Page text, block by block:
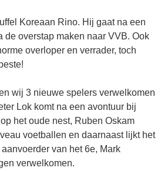
Koreaan Rino. Hij gaat na een
de overstap maken naar VVB. Ook
overloper en verrader, toch
wij 3 nieuwe spelers verwelkomen
Lok komt na een avontuur bij
het oude nest, Ruben Oskam
voetballen en daarnaast lijkt het
van het 6e, Mark
verwelkomen.